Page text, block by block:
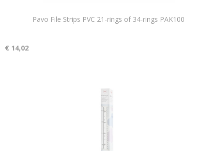
Pavo File Strips PVC 21-rings of 34-rings PAK100
€ 14,02